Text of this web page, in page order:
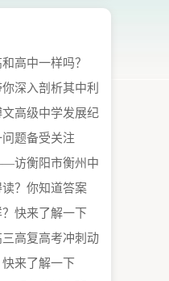
高中一样吗？
深入剖析其中利
高级中学发展纪
题备受关注
访衡阳市衡州中
？你知道答案
快来了解一下
高复高考冲刺动
来了解一下